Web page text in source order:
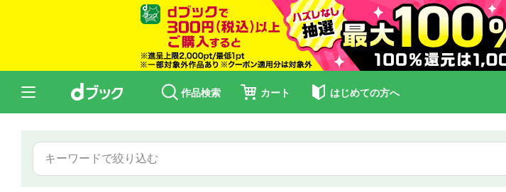
作品検索 カート はじめての方へ